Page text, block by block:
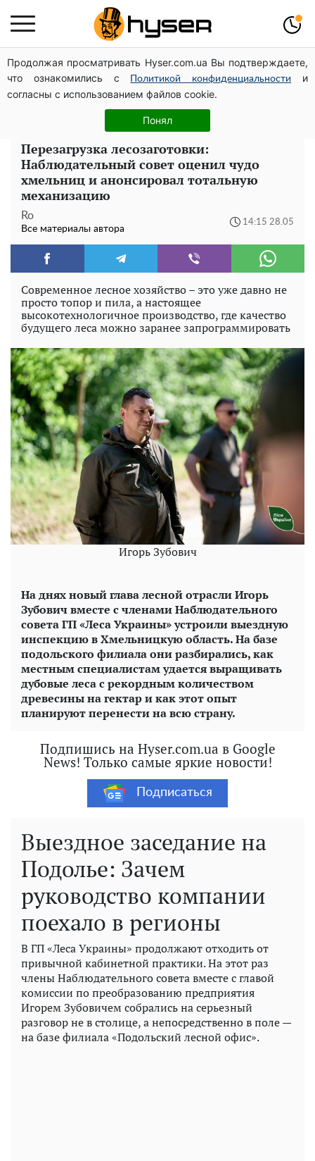
Продолжая просматривать Hyser.com.ua Вы подтверждаете,
что ознакомились с
Политикой конфиденциальности
и
согласны с использованием файлов cookie.
Понял
Голая Елена Тополя в интересных позах заставила
отвисать челюсти: слив видео – было только началом
Полностью голая Анна Тринчер блеснула
"прелестями": таких размеров вы еще не видели
Перезагрузка лесозаготовки:
Наблюдательный совет оценил чудо
хмельниц и анонсировал тотальную
механизацию
Ro
Все материалы автора
14:15 28.05
Современное лесное хозяйство – это уже давно не
просто топор и пила, а настоящее
высокотехнологичное производство, где качество
будущего леса можно заранее запрограммировать
Игорь Зубович
На днях новый глава лесной отрасли Игорь
Зубович вместе с членами Наблюдательного
совета ГП «Леса Украины» устроили выездную
инспекцию в Хмельницкую область. На базе
подольского филиала они разбирались, как
местным специалистам удается выращивать
дубовые леса с рекордным количеством
древесины на гектар и как этот опыт
планируют перенести на всю страну.
Подпишись на Hyser.com.ua в Google
News! Только самые яркие новости!
Подписаться
Выездное заседание на
Подолье: Зачем
руководство компании
поехало в регионы
В ГП «Леса Украины» продолжают отходить от
привычной кабинетной практики. На этот раз
члены Наблюдательного совета вместе с главой
комиссии по преобразованию предприятия
Игорем Зубовичем собрались на серьезный
разговор не в столице, а непосредственно в поле —
на базе филиала «Подольский лесной офис».